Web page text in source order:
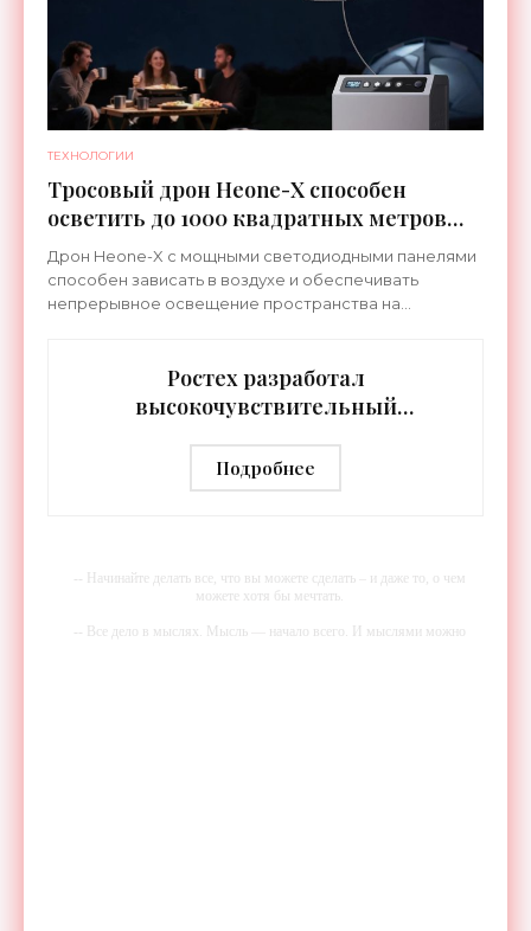
ТЕХНОЛОГИИ
Тросовый дрон Heone-X способен
осветить до 1000 квадратных метров
земли - «Беспилотники»
Дрон Heone-X с мощными светодиодными панелями
способен зависать в воздухе и обеспечивать
непрерывное освещение пространства на
Ростех разработал
высокочувствительный
дальностью распознавания до 2 км
- «Гаджеты»
Подробнее
-- Начинайте делать все, что вы можете сделать – и даже то, о чем
можете хотя бы мечтать.
-- Все дело в мыслях. Мысль — начало всего. И мыслями можно